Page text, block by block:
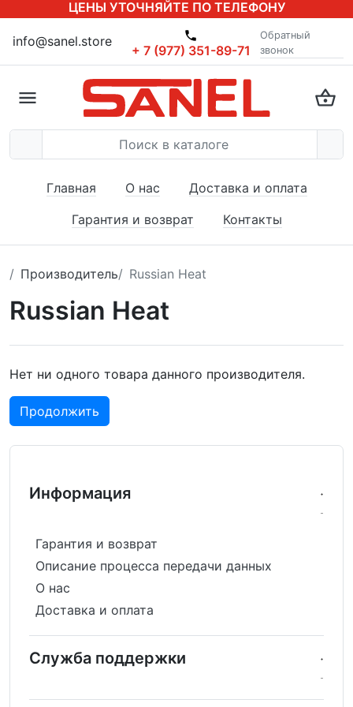
ЦЕНЫ УТОЧНЯЙТЕ ПО ТЕЛЕФОНУ
info@sanel.store
+ 7 (977) 351-89-71
Обратный
звонок
Главная О нас
Доставка и оплата
Гарантия и возврат
Контакты
Производитель Russian Heat
Russian Heat
Нет ни одного товара данного производителя.
Продолжить
Информация
Гарантия и возврат
Описание процесса передачи данных
О нас
Доставка и оплата
Служба поддержки